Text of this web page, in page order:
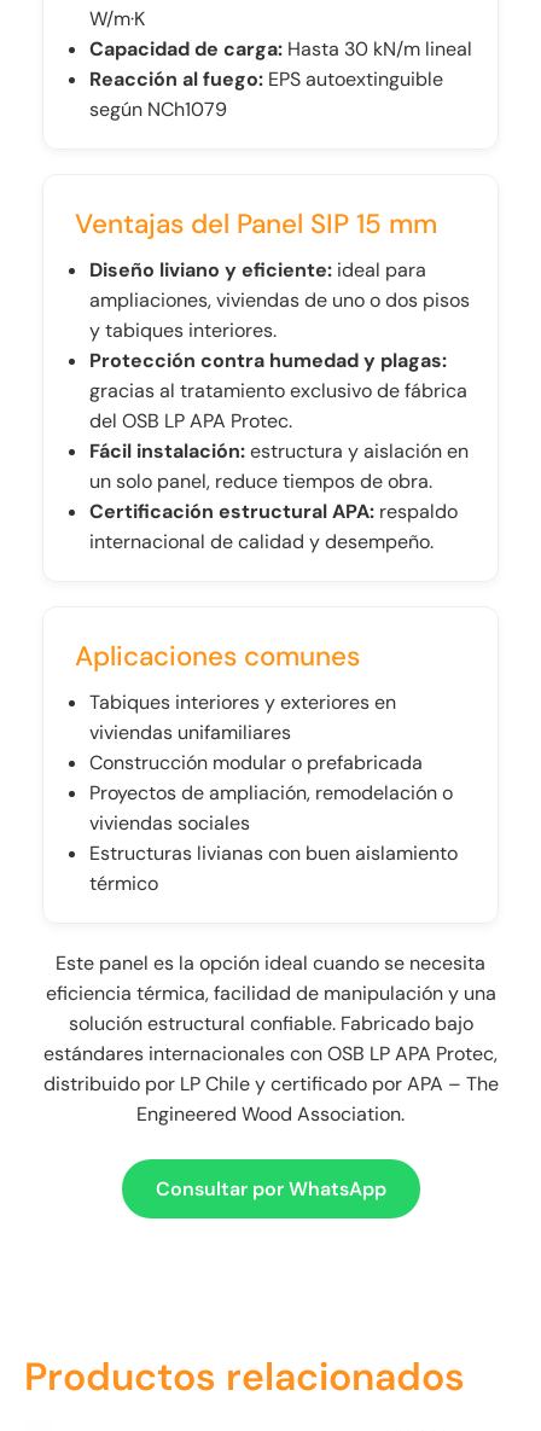
W/m·K
Capacidad de carga: Hasta 30 kN/m lineal
Reacción al fuego: EPS autoextinguible
según NCh1079
Ventajas del Panel SIP 15 mm
Diseño liviano y eficiente: ideal para
ampliaciones, viviendas de uno o dos pisos
y tabiques interiores.
Protección contra humedad y plagas:
gracias al tratamiento exclusivo de fábrica
del OSB LP APA Protec.
Fácil instalación:estructura y aislación en
un solo panel, reduce tiempos de obra.
Certificación estructural APA: respaldo
internacional de calidad y desempeño.
Aplicaciones comunes
Tabiques interiores y exteriores en
viviendas unifamiliares
Construcción modular o prefabricada
Proyectos de ampliación, remodelación o
viviendas sociales
Estructuras livianas con buen aislamiento
térmico
Este panel es la opción ideal cuando se necesita
eficiencia térmica, facilidad de manipulación y una
solución estructural confiable. Fabricado bajo
estándares internacionales con OSB LP APA Protec,
distribuido por LP Chile y certificado por APA – The
Engineered Wood Association.
Consultar por WhatsApp
Productos relacionados